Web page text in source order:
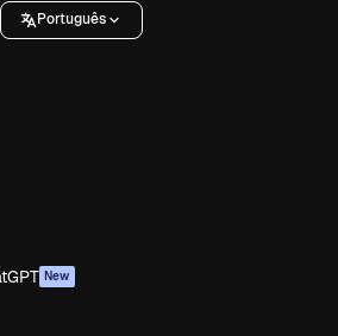
Português
New